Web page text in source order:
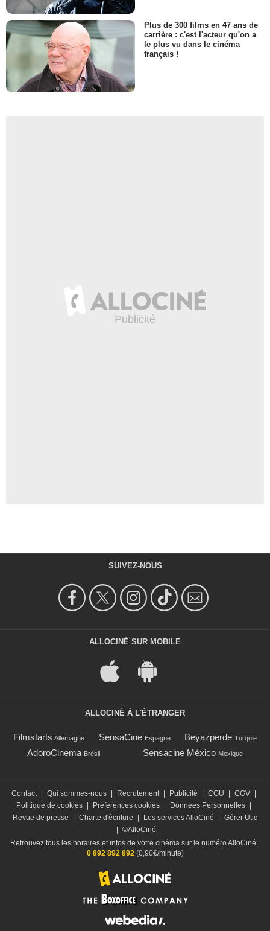
Plus de 300 films en 47 ans de
carrière : c'est l'acteur qu'on a
le plus vu dans le cinéma
français !
SUIVEZ-NOUS
ALLOCINÉ SUR MOBILE
ALLOCINÉ À L'ÉTRANGER
Filmstarts Allemagne SensaCine Espagne Beyazperde Turquie
AdoroCinema Brésil Sensacine México Mexique
Contact Qui sommes-nous Recrutement Publicité CGU CGV
Politique de cookies
Préférences cookies Données Personnelles
Revue de presse
Charte d'écriture Les services AlloCiné
Gérer Utiq
©AlloCiné
Retrouvez tous les horaires et infos de votre cinéma sur le numéro AlloCiné :
0 892 892 892(0,90€/minute)